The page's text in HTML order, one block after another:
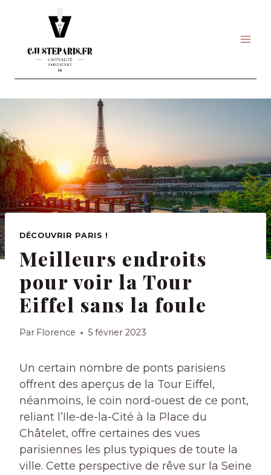
DÉCOUVRIR PARIS !
Meilleurs endroits
pour voir la Tour
Eiffel sans la foule
Par Florence 5 février 2023
Un certain nombre de ponts parisiens
offrent des aperçus de la Tour Eiffel,
néanmoins, le coin nord-ouest de ce pont,
reliant l’Ile-de-la-Cité à la Place du
Châtelet, offre certaines des vues
parisiennes les plus typiques de toute la
ville. Cette perspective de rêve sur la Seine